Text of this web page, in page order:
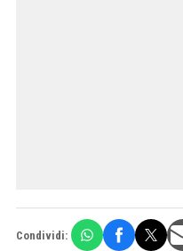
Condividi: